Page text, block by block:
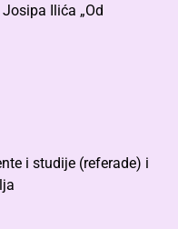
Ilića „Od
i studije (referade) i